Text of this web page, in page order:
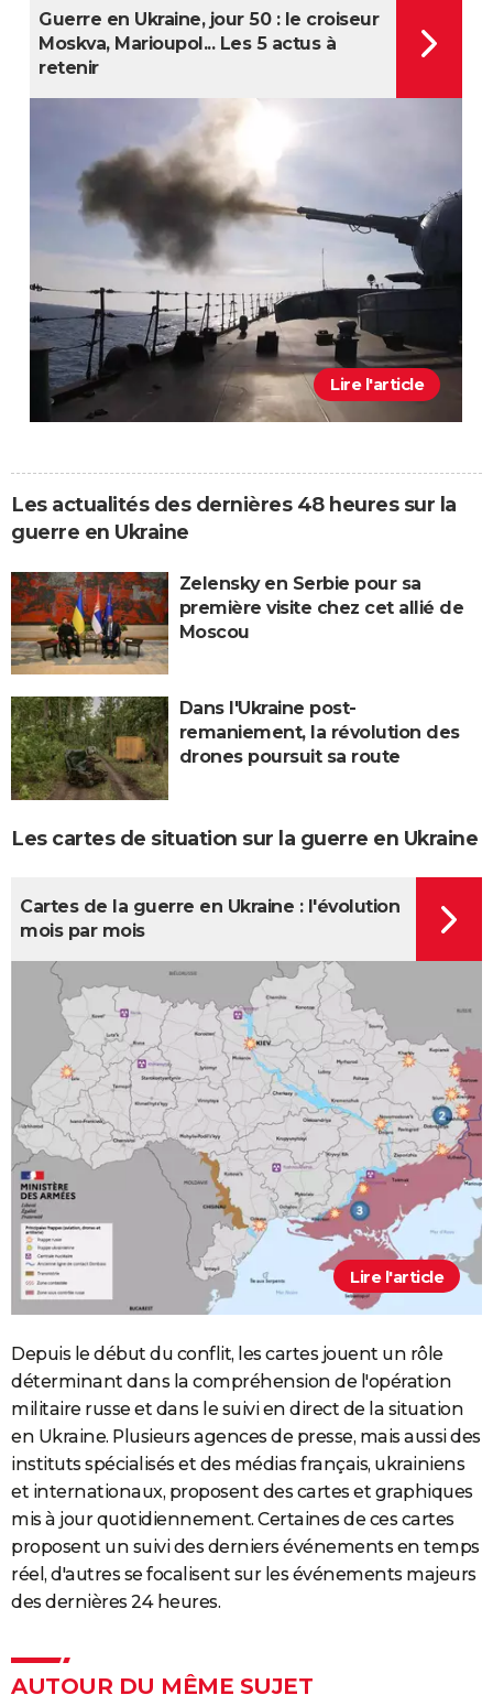
Lire l'article
Guerre en Ukraine, jour 50 : le croiseur
Moskva, Marioupol... Les 5 actus à
retenir
Les actualités des dernières 48 heures sur la
guerre en Ukraine
Zelensky en Serbie pour sa
première visite chez cet allié de
Moscou
Dans l'Ukraine post-
remaniement, la révolution des
drones poursuit sa route
Les cartes de situation sur la guerre en Ukraine
Lire l'article
Cartes de la guerre en Ukraine : l'évolution
mois par mois
Depuis le début du conflit, les cartes jouent un rôle
déterminant dans la compréhension de l'opération
militaire russe et dans le suivi en direct de la situation
en Ukraine. Plusieurs agences de presse, mais aussi des
instituts spécialisés et des médias français, ukrainiens
et internationaux, proposent des cartes et graphiques
mis à jour quotidiennement. Certaines de ces cartes
proposent un suivi des derniers événements en temps
réel, d'autres se focalisent sur les événements majeurs
des dernières 24 heures.
AUTOUR DU MÊME SUJET